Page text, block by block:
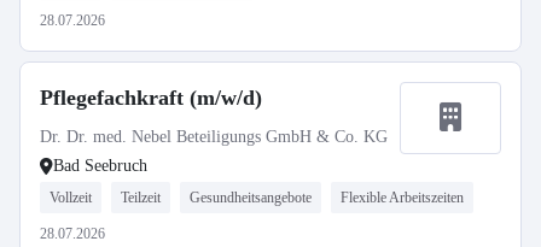
28.07.2026
Pflegefachkraft (m/w/d)
Dr. Dr. med. Nebel Beteiligungs GmbH & Co. KG
Bad Seebruch
Vollzeit Teilzeit Gesundheitsangebote Flexible Arbeitszeiten
28.07.2026